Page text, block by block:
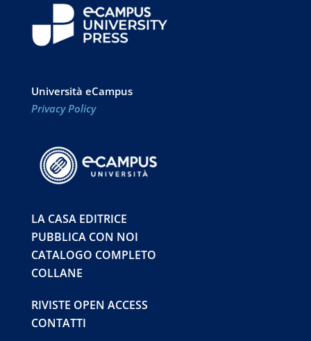
Università eCampus
Privacy Policy
LA CASA EDITRICE
PUBBLICA CON NOI
CATALOGO COMPLETO
COLLANE
RIVISTE OPEN ACCESS
CONTATTI